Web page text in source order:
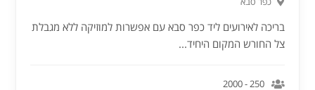
בריכה לאירועים ליד כפר סבא עם אפשרות למוזיקה ללא מגבלת
צל החורש המקום היחיד...
250 - 2000